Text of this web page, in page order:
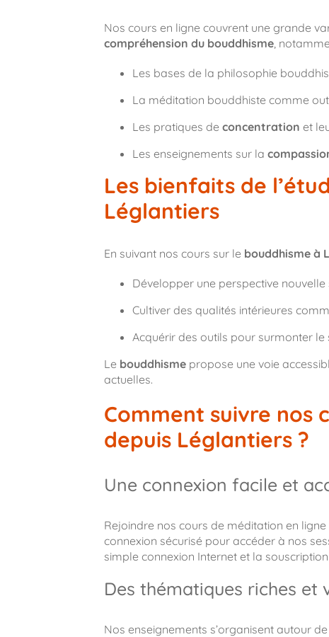
Nos cours en ligne couvrent une grande
compréhension du bouddhisme,
Les bases de la philosophie
La méditation bouddhiste comme
Les pratiques de concentration et
Les enseignements sur la
Les bienfaits de
Léglantiers
En suivant nos cours sur le bouddhisme à
Développer une perspective
Cultiver des qualités intérieures
Acquérir des outils pour surmonter le
Le bouddhismepropose une voie
actuelles.
Comment suivre nos
depuis Léglantiers ?
Une connexion facile et
Rejoindre nos cours de méditation en
connexion sécurisé pour accéder à nos
simple connexion Internet et la
Des thématiques riches et
Nos enseignements s’organisent autour